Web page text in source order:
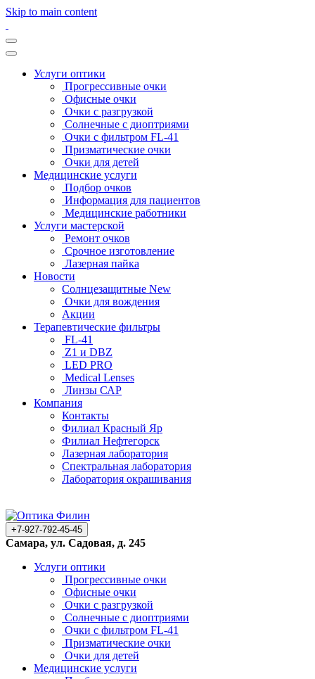
Skip to main content
Услуги оптики
Прогрессивные очки
Офисные очки
Очки с разгрузкой
Солнечные с диоптриями
Очки с фильтром FL-41
Призматические очки
Очки для детей
Медицинские услуги
Подбор очков
Информация для пациентов
Медицинские работники
Услуги мастерской
Ремонт очков
Срочное изготовление
Лазерная пайка
Новости
Солнцезащитные New
Очки для вождения
Акции
Терапевтические фильтры
FL-41
Z1 и DBZ
LED PRO
Medical Lenses
Линзы САР
Компания
Контакты
Филиал Красный Яр
Филиал Нефтегорск
Лазерная лаборатория
Спектральная лаборатория
Лаборатория окрашивания
+7-927-792-45-45
Самара, ул. Садовая, д. 245
Услуги оптики
Прогрессивные очки
Офисные очки
Очки с разгрузкой
Солнечные с диоптриями
Очки с фильтром FL-41
Призматические очки
Очки для детей
Медицинские услуги